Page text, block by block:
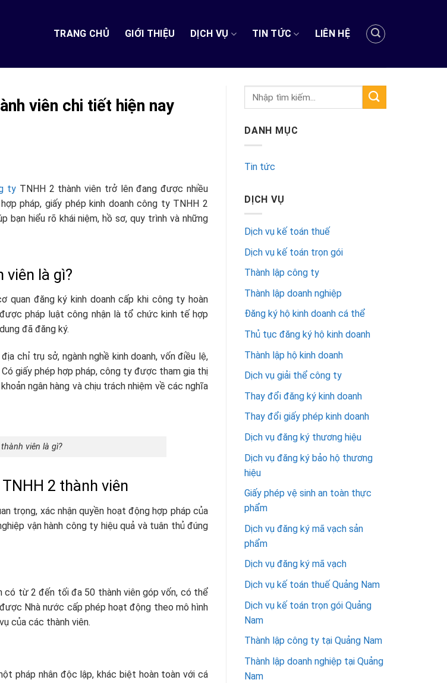
TRANG CHỦ GIỚI THIỆU DỊCH VỤ TIN TỨC LIÊN HỆ
viên chi tiết hiện nay
tyTNHH 2 thành viên trở lên đang được nhiều
pháp, giấy phép kinh doanh công ty TNHH 2
bạn hiểu rõ khái niệm, hồ sơ, quy trình và những
viên là gì?
quan đăng ký kinh doanh cấp khi công ty hoàn
pháp luật công nhận là tổ chức kinh tế hợp
đã đăng ký.
chỉ trụ sở, ngành nghề kinh doanh, vốn điều lệ,
giấy phép hợp pháp, công ty được tham gia thị
ngân hàng và chịu trách nhiệm về các nghĩa
viên là gì?
2 thành viên
trọng, xác nhận quyền hoạt động hợp pháp của
vận hành công ty hiệu quả và tuân thủ đúng
có từ 2 đến tối đa 50 thành viên góp vốn, có thể
Nhà nước cấp phép hoạt động theo mô hình
của các thành viên.
pháp nhân độc lập, khác biệt hoàn toàn với cá
DANH MỤC
Tin tức
DỊCH VỤ
Dịch vụ kế toán thuế
Dịch vụ kế toán trọn gói
Thành lập công ty
Thành lập doanh nghiệp
Đăng ký hộ kinh doanh cá thể
Thủ tục đăng ký hộ kinh doanh
Thành lập hộ kinh doanh
Dịch vụ giải thể công ty
Thay đổi đăng ký kinh doanh
Thay đổi giấy phép kinh doanh
Dịch vụ đăng ký thương hiệu
Dịch vụ đăng ký bảo hộ thương
hiệu
Giấy phép vệ sinh an toàn thực
phẩm
Dịch vụ đăng ký mã vạch sản
phẩm
Dịch vụ đăng ký mã vạch
Dịch vụ kế toán thuế Quảng Nam
Dịch vụ kế toán trọn gói Quảng
Nam
Thành lập công ty tại Quảng Nam
Thành lập doanh nghiệp tại Quảng
Nam